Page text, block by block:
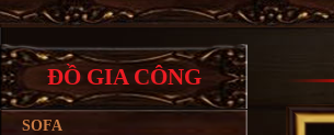
ĐỒ GIA CÔNG
SOFA